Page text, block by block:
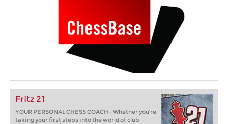
Fritz 21
YOUR PERSONAL CHESS COACH - Whether you’re
taking your first steps into the world of club